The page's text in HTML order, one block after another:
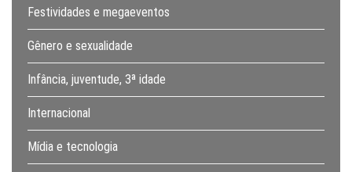
Festividades e megaeventos
Gênero e sexualidade
Infância, juventude, 3ª idade
Internacional
Mídia e tecnologia